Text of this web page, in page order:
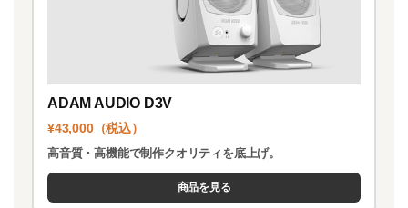
ADAM AUDIO D3V
¥43,000（税込）
高音質・高機能で制作クオリティを底上げ。
商品を見る